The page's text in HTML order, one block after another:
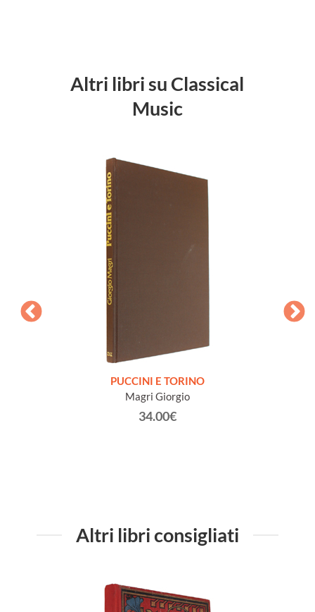
Altri libri su Classical
Music
PUCCINI E TORINO
Magri Giorgio
34.00€
Altri libri consigliati